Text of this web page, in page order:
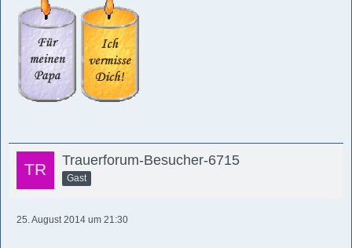
Trauerforum-Besucher-6715
Gast
25. August 2014 um 21:30